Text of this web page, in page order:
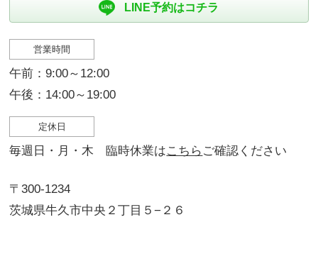
LINE予約はコチラ
営業時間
午前：9:00～12:00
午後：14:00～19:00
定休日
毎週日・月・木 臨時休業はこちら ご確認ください
〒300-1234
茨城県牛久市中央２丁目５−２６